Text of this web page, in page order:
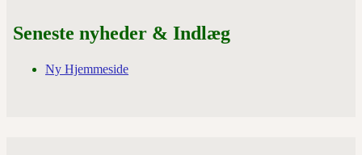
Seneste nyheder & Indlæg
Ny Hjemmeside